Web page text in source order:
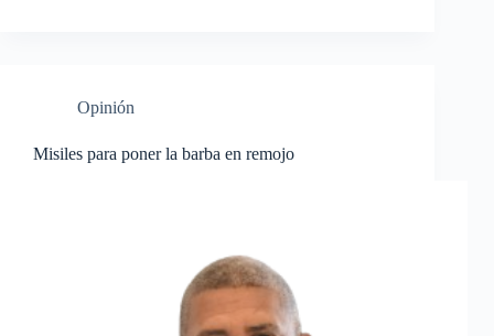
Opinión
Misiles para poner la barba en remojo